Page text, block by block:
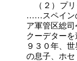
（２）プ
……スペイン
ア軍管区総
クーデター
９３０年、
の息子、ホ